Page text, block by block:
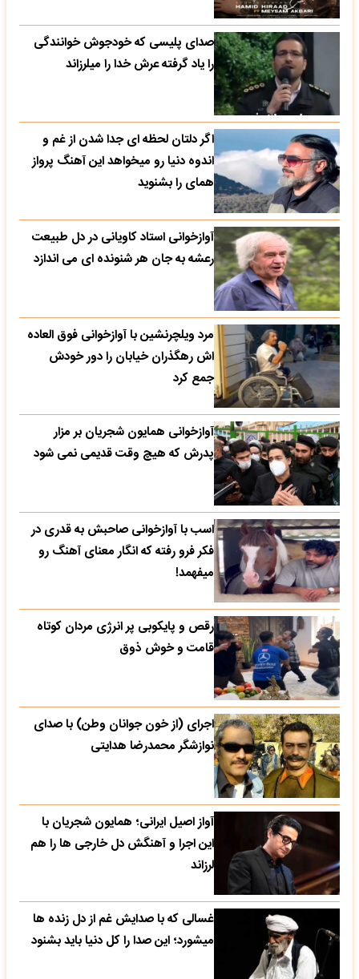
صدای پلیسی که خودجوش خوانندگی
را یاد گرفته عرش خدا را میلرزاند
اگر دلتان لحظه ای جدا شدن از غم و
اندوه دنیا رو میخواهد این آهنگ پرواز
همای را بشنوید
آوازخوانی استاد کاویانی در دل طبیعت
رعشه به جان هر شنونده ای می اندازد
مرد ویلچرنشین با آوازخوانی فوق العاده
اش رهگذران خیابان را دور خودش
جمع کرد
آوازخوانی همایون شجریان بر مزار
پدرش که هیچ وقت قدیمی نمی شود
اسب با آوازخوانی صاحبش به قدری در
فکر فرو رفته که انگار معنای آهنگ رو
میفهمد!
رقص و پایکوبی پر انرژی مردان کوتاه
قامت و خوش ذوق
اجرای (از خون جوانان وطن) با صدای
نوازشگر محمدرضا هدایتی
آواز اصیل ایرانی؛ همایون شجریان با
این اجرا و آهنگش دل خارجی ها را هم
لرزاند
غسالی که با صدایش غم از دل زنده ها
میشورد؛ این صدا را کل دنیا باید بشنود